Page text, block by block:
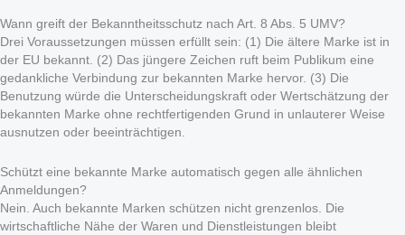
Wann greift der Bekanntheitsschutz nach Art. 8 Abs. 5 UMV?
Drei Voraussetzungen müssen erfüllt sein: (1) Die ältere Marke ist in
der EU bekannt. (2) Das jüngere Zeichen ruft beim Publikum eine
gedankliche Verbindung zur bekannten Marke hervor. (3) Die
Benutzung würde die Unterscheidungskraft oder Wertschätzung der
bekannten Marke ohne rechtfertigenden Grund in unlauterer Weise
ausnutzen oder beeinträchtigen.
Schützt eine bekannte Marke automatisch gegen alle ähnlichen
Anmeldungen?
Nein. Auch bekannte Marken schützen nicht grenzenlos. Die
wirtschaftliche Nähe der Waren und Dienstleistungen bleibt